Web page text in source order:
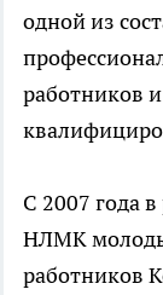
одной из
работников
С 2007 года
НЛМК
работников